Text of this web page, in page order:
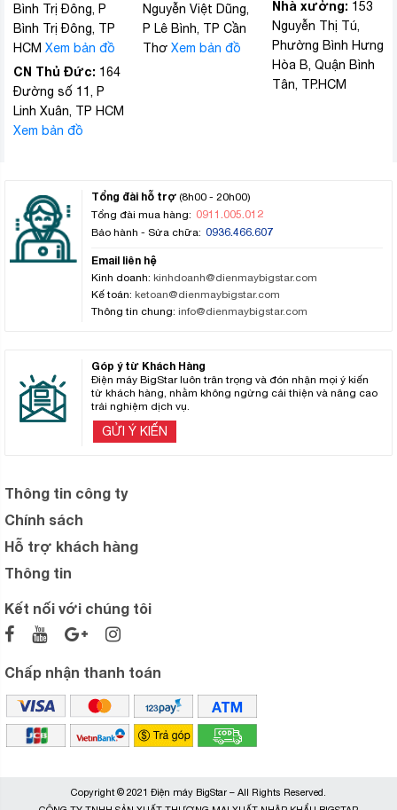
Bình Trị Đông, P
Bình Trị Đông, TP
HCM Xem bản đồ
CN Thủ Đức: 164
Đường số 11, P
Linh Xuân, TP HCM
Xem bản đồ
Nguyễn Việt Dũng,
P Lê Bình, TP Cần
Thơ Xem bản đồ
Nhà xưởng: 153
Nguyễn Thị Tú,
Phường Bình Hưng
Hòa B, Quận Bình
Tân, TP.HCM
Tổng đài hỗ trợ (8h00 - 20h00)
Tổng đài mua hàng: 0911.005.012
Bảo hành - Sửa chữa: 0936.466.607
Email liên hệ
Kinh doanh: kinhdoanh@dienmaybigstar.com
Kế toán: ketoan@dienmaybigstar.com
Thông tin chung: info@dienmaybigstar.com
Góp ý từ Khách Hàng
Điện máy BigStar luôn trân trọng và đón nhận mọi ý kiến
từ khách hàng, nhằm không ngừng cải thiện và nâng cao
trải nghiệm dịch vụ.
GỬI Ý KIẾN
Thông tin công ty
Chính sách
Hỗ trợ khách hàng
Thông tin
Kết nối với chúng tôi
Chấp nhận thanh toán
Copyright © 2021 Điện máy BigStar – All Rights Reserved.